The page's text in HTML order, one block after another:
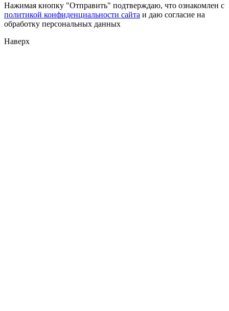
Нажимая кнопку "Отправить" подтверждаю, что ознакомлен с
политикой конфиденциальности сайта и даю согласие на
обработку персональных данных
Наверх